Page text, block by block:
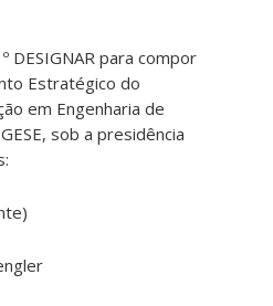
DESIGNAR para compor
Estratégico do
em Engenharia de
sob a presidência